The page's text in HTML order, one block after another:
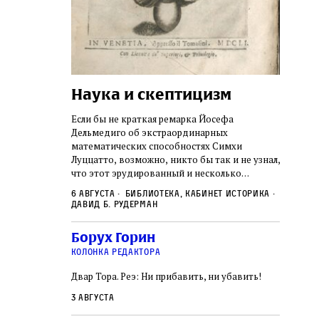
не
ко всей
иврит,
и
Перед нами
человек,
возмущение
Наука и скептицизм
Если бы не краткая ремарка Йосефа
Дельмедиго об экстраординарных
математических способностях Симхи
Луццатто, возможно, никто бы так и не узнал,
что этот эрудированный и несколько
какое‑то отношение к научной деятельности.
из раввинов Венеции
6 августа
Библиотека, кабинет историка
Давид Б. Рудерман
Борух Горин
колонка редактора
Двар Тора. Реэ: Ни прибавить, ни убавить!
3 августа